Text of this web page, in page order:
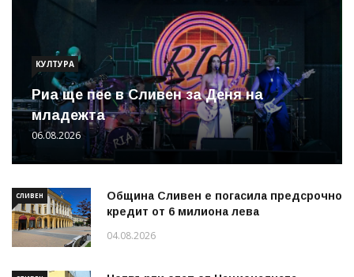
КУЛТУРА
Риа ще пее в Сливен за Деня на
младежта
06.08.2026
СЛИВЕН
Община Сливен е погасила предсрочно
кредит от 6 милиона лева
04.08.2026